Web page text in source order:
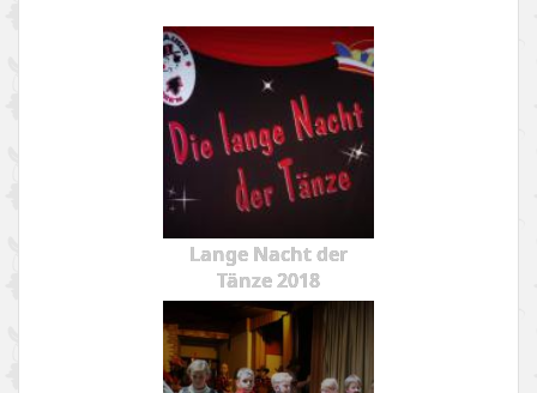
Lange Nacht der
Tänze 2018